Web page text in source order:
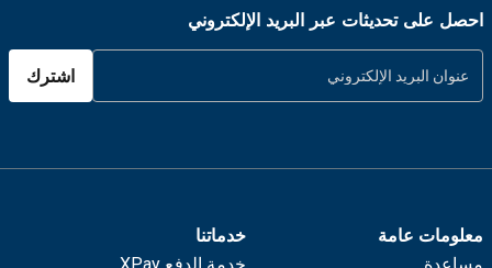
احصل على تحديثات عبر البريد الإلكتروني
اشترك
معلومات عامة
خدماتنا